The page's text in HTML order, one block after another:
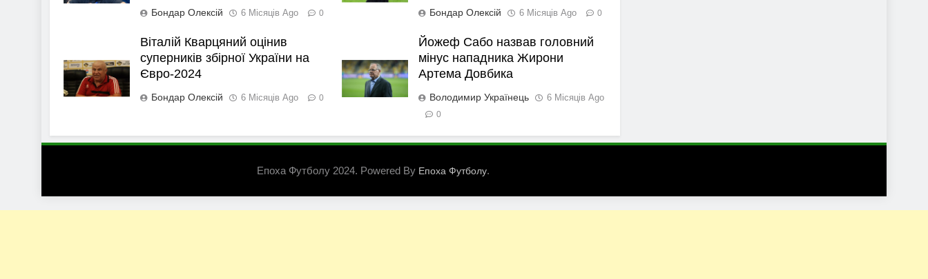
Бондар Олексій 6 Місяців Ago 0 Бондар Олексій 6 Місяців Ago 0
Віталій Кварцяний оцінив
суперників збірної України на
Євро-2024
Бондар Олексій 6 Місяців Ago 0
Йожеф Сабо назвав головний
мінус нападника Жирони
Артема Довбика
Володимир Українець 6 Місяців Ago
0
Епоха Футболу 2024. Powered By Епоха Футболу.